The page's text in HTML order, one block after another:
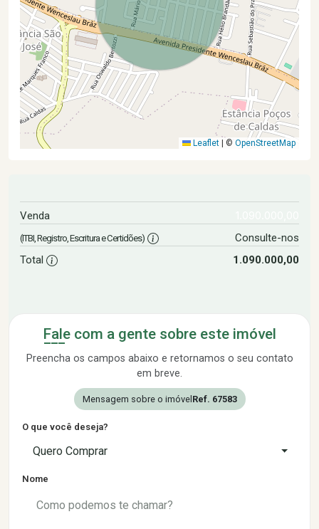
Leaflet © OpenStreetMap
Venda
(ITBI, Registro, Escritura e Certidões)
Consulte-nos
Total
1.090.000,00
Fale com a gente sobre este imóvel
Preencha os campos abaixo e retornamos o seu contato
em breve.
Mensagem sobre o imóvel Ref. 67583
O que você deseja?
Quero Comprar
Nome